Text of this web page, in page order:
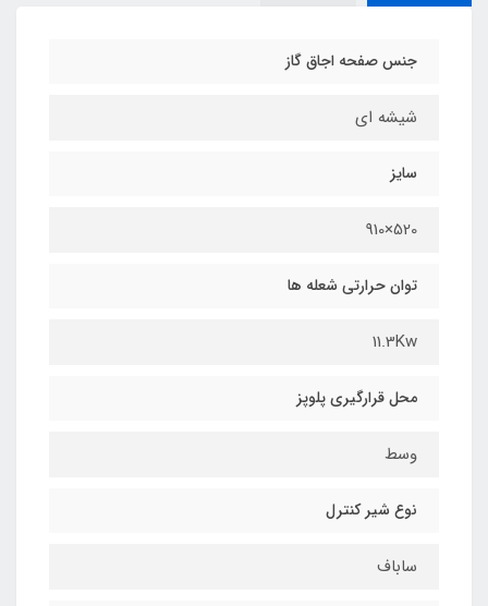
جنس صفحه اجاق گاز
شيشه ای
سایز
520×910
توان حرارتی شعله ها
11.3Kw
محل قرارگیري پلوپز
وسط
نوع شیر کنترل
ساباف